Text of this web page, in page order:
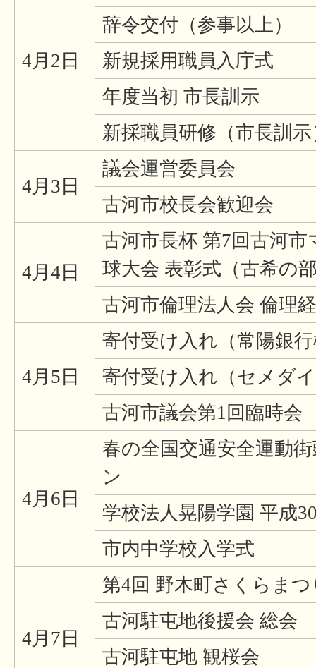
4月2日
辞令交付（参事以上）
新規採用職員入庁式
年度当初 市長訓示
新採職員研修（市長訓示
4月3日
議会運営委員会
古河市校長会歓迎会
4月4日
古河市長杯 第7回古河
球大会 表彰式（古希の
古河市倫理法人会 倫理
4月5日
寄付受け入れ（常陽銀
寄付受け入れ（セメダ
古河市議会第1回臨時会
4月6日
春の全国交通安全運動
ン
学校法人晃陽学園 平成
市内中学校入学式
4月7日
第4回 野木町さくらまつ
古河駐屯地後援会 総会
古河駐屯地 観桜会